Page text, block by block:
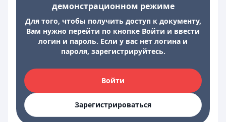
демонстрационном режиме
Для того, чтобы получить доступ к документу,
Вам нужно перейти по кнопке Войти и ввести
логин и пароль. Если у вас нет логина и
пароля, зарегистрируйтесь.
Войти
Зарегистрироваться